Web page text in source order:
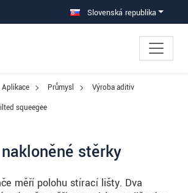
navigáciu Slovenská republika
Aplikace Průmysl
Výroba aditiv
squeegee
stěrky
měří polohu stírací lišty. Dva